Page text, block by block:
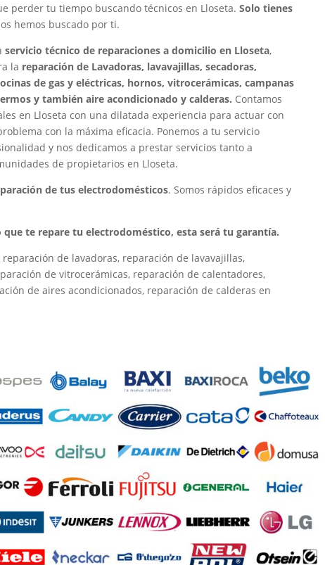
perder tu tiempo buscando técnicos en Lloseta.Solo tienes
hemos buscado por ti.
servicio técnico de reparaciones a domicilio en Lloseta,
la reparación de Lavadoras, lavavajillas, secadoras,
de gas y eléctricas, hornos, vitrocerámicas, campanas
y también aire acondicionado y calderas. Contamos
en Lloseta con una dilatada experiencia para actuar con
con la máxima eficacia. Ponemos a tu servicio
y nos dedicamos a prestar servicios tanto a
de propietarios en Lloseta.
de tus electrodomésticos. Somos rápidos eficaces y
te repare tu electrodoméstico, esta será tu garantía.
de lavadoras, reparación de lavavajillas,
de vitrocerámicas, reparación de calentadores,
de aires acondicionados, reparación de calderas en